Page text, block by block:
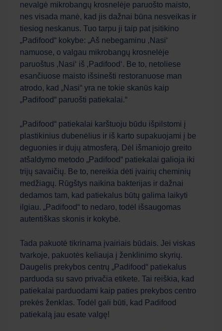
nevalgė mikrobangų krosnelėje paruošto maisto,
nes visada manė, kad jis dažnai būna nesveikas ir
tiesiog neskanus. Tuo tarpu ji taip pat įsitikino
„Padifood“ kokybe: „Aš nebegaminu ‚Nasi‘
namuose, o valgau mikrobangų krosnelėje
paruoštus ‚Nasi‘ iš ‚Padifood‘. Be to, netoliese
esančiuose maisto išsinešti restoranuose man
atrodo, kad „Nasi“ yra ne tokie skanūs kaip
„Padifood“ paruošti patiekalai.“
„Padifood“ patiekalai karštuoju būdu išpilstomi į
plastikinius dubenėlius ir iš karto supakuojami į be
deguonies ir dujų atmosferą. Dėl išmaniojo greito
atšaldymo metodo „Padifood“ patiekalai galioja iki
trijų savaičių. Be to, nereikia dėti įvairių cheminių
medžiagų. Rūgštys naikina bakterijas ir dažnai
dedamos tam, kad patiekalus būtų galima laikyti
ilgiau. „Padifood“ to nedaro, todėl išsaugomas
autentiškas skonis ir kokybė.
Tada pakuotė tikrinama įvairiais būdais. Jei viskas
tvarkoje, pakuotės keliauja į ženklinimo skyrių.
Daugelis prekybos centrų „Padifood“ patiekalus
parduoda su savo privačia etikete. Tai reiškia, kad
patiekalai parduodami kaip paties prekybos centro
prekės ženklas. Todėl gali būti, kad Padifood
patiekalą jau esate valgę!
Work Force AI asistentas
Sveiki! Kuo galiu jums šiandien padėti?